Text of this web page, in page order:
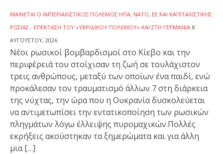
ΜΑΊΝΕΤΑΙ Ο ΙΜΠΕΡΙΑΛΙΣΤΙΚΌΣ ΠΌΛΕΜΟΣ ΗΠΑ, ΝΑΤΟ, ΕΕ ΚΑΙ ΚΑΠΙΤΑΛΙΣΤΙΚΉΣ
ΡΩΣΊΑΣ - ΕΠΈΚΤΑΣΗ ΤΟΥ «ΥΒΡΙΔΙΚΟΎ ΠΟΛΈΜΟΥ» ΚΑΙ ΣΤΗ ΓΕΡΜΑΝΊΑ 8
ΑΥΓΟΎΣΤΟΥ, 2026
Νέοι ρωσικοί βομβαρδισμοί στο Κίεβο και την
περιφέρειά του στοίχισαν τη ζωή σε τουλάχιστον
τρεις ανθρώπους, μεταξύ των οποίων ένα παιδί, ενώ
προκάλεσαν τον τραυματισμό άλλων 7 στη διάρκεια
της νύχτας, την ώρα που η Ουκρανία δυσκολεύεται
να αντιμετωπίσει την εντατικοποίηση των ρωσικών
πληγμάτων λόγω έλλειψης πυρομαχικών.Πολλές
εκρήξεις ακούστηκαν τα ξημερώματα και για άλλη
μια […]